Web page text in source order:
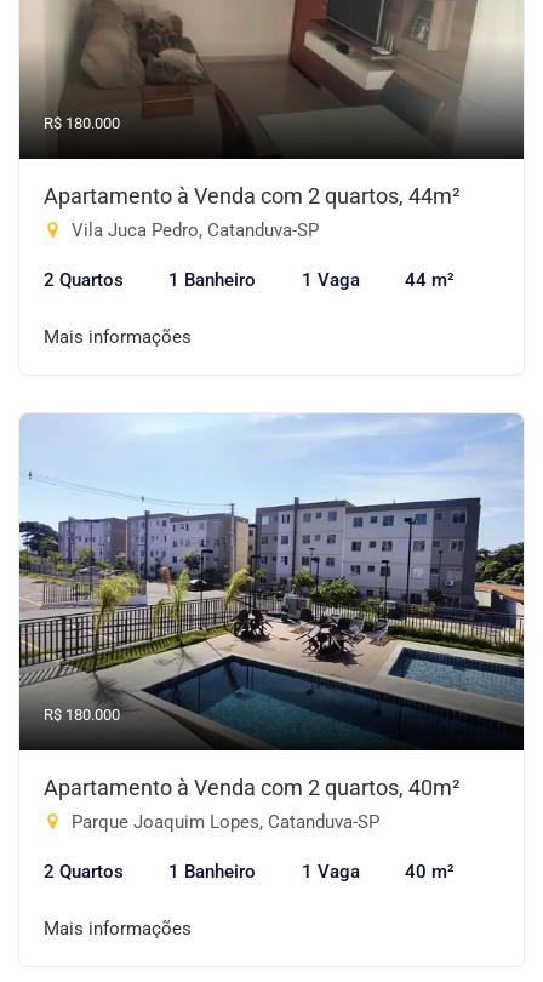
R$ 180.000
Apartamento à Venda com 2 quartos, 44m²
Vila Juca Pedro, Catanduva-SP
2 Quartos 1 Banheiro 1 Vaga 44 m²
Mais informações
R$ 180.000
Apartamento à Venda com 2 quartos, 40m²
Parque Joaquim Lopes, Catanduva-SP
2 Quartos 1 Banheiro 1 Vaga 40 m²
Mais informações